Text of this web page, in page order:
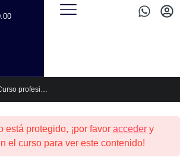
Curso profesional de HTML5 y CSS3
está protegido, ¡por favor accedery
el curso para ver este contenido!